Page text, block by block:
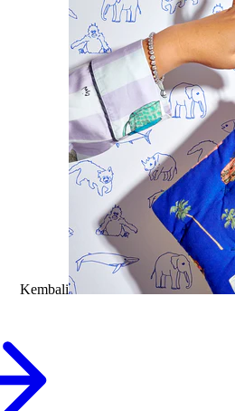
Kembali